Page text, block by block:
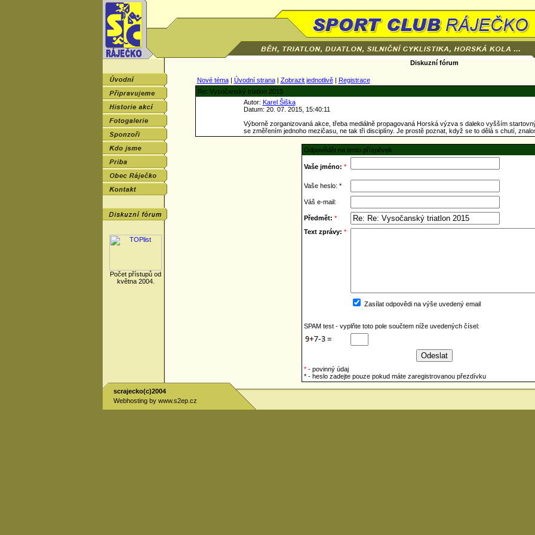
Počet přístupů od
května 2004.
Diskuzní fórum
Nové téma| Úvodní strana| Zobrazit jednotlivě| Registrace
Re: Vysočanský triatlon 2015
Autor: Karel Šiška
Datum: 20. 07. 2015, 15:40:11
Výborně zorganizovaná akce, třeba mediálně propagovaná Horská výzva s daleko vyšším
se změřením jednoho mezičasu, ne tak tři disciplíny. Je prostě poznat, když se to dělá s chutí,
Odpovědět na tento příspěvek
Vaše jméno: *
Vaše heslo: *
Váš e-mail:
Předmět: *
Text zprávy: *
Zasílat odpovědi na výše uvedený email
SPAM test - vyplňte toto pole součtem níže uvedených čísel:
*- povinný údaj
* - heslo zadejte pouze pokud máte zaregistrovanou přezdívku
scrajecko(c)2004
Webhosting by www.s2ep.cz